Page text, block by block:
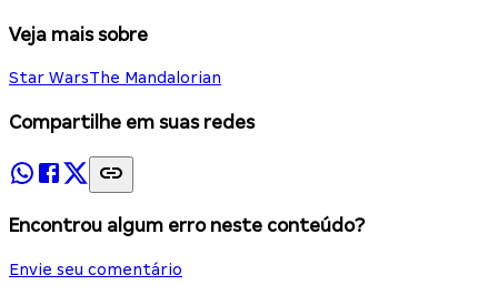
Veja mais sobre
Star WarsThe Mandalorian
Compartilhe em suas redes
Encontrou algum erro neste conteúdo?
Envie seu comentário